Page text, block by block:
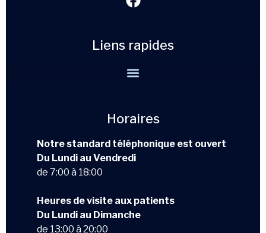
Liens rapides
Horaires
Notre standard téléphonique est ouvert
Du Lundi au Vendredi
de 7:00 à 18:00
Heures de visite aux patients
Du Lundi au Dimanche
de 13:00 à 20:00